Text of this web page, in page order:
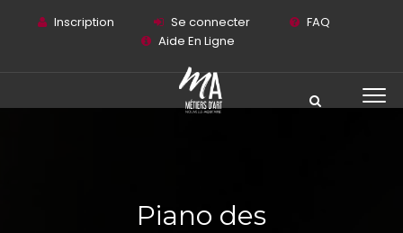
Inscription Se connecter
FAQ
Aide En Ligne
Piano des